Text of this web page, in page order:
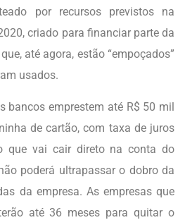
por recursos previstos na
criado para financiar parte da
até agora, estão “empoçados”
usados.
bancos emprestem até R$ 50 mil
de cartão, com taxa de juros
que vai cair direto na conta do
poderá ultrapassar o dobro da
da empresa. As empresas que
até 36 meses para quitar o